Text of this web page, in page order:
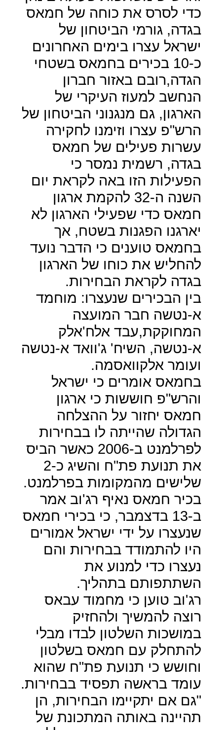
כדי לסרס את כוחה של חמאס
בגדה, גורמי הביטחון של
ישראל עצרו בימים האחרונים
כ-10 בכירים בחמאס בשטחי
הגדה,רובם באזור חברון
הנחשב למעוז העיקרי של
הארגון, גם מנגנוני הביטחון של
הרש"פ עצרו וזימנו לחקירה
עשרות פעילים של חמאס
בגדה, רשמית נמסר כי
הפעילות הזו באה לקראת יום
השנה ה-32 להקמת ארגון
חמאס כדי שפעילי הארגון לא
יארגנו הפגנות בשטח, אך
בחמאס טוענים כי הדבר נועד
להחליש את כוחו של הארגון
בגדה לקראת הבחירות.
בין הבכירים שנעצרו: מוחמד
א-נטשה חבר המועצה
המחוקקת,עבד אלח'אלק
א-נטשה, השיח' ג'וואד א-נטשה
ועומר אלקוואסמה.
בחמאס אומרים כי ישראל
והרש"פ חוששות כי ארגון
חמאס יחזור על ההצלחה
הגדולה שהייתה לו בבחירות
לפרלמנט ב-2006 כאשר הביס
את תנועת פת"ח והשיג כ-2
שלישים מהמקומות בפרלמנט.
בכיר חמאס נאיף רג'וב אמר
ב-13 בדצמבר, כי בכירי חמאס
שנעצרו על ידי ישראל אמורים
היו להתמודד בבחירות והם
נעצרו כדי למנוע את
השתתפותם בתהליך.
רג'וב טוען כי מחמוד עבאס
רוצה להמשיך ולהחזיק
במושכות השלטון לבדו מבלי
להתחלק עם חמאס בשלטון
וחושש כי תנועת פת"ח שהוא
עומד בראשה תפסיד בבחירות.
"גם אם יתקיימו הבחירות, הן
תהיינה באותה המתכונת של